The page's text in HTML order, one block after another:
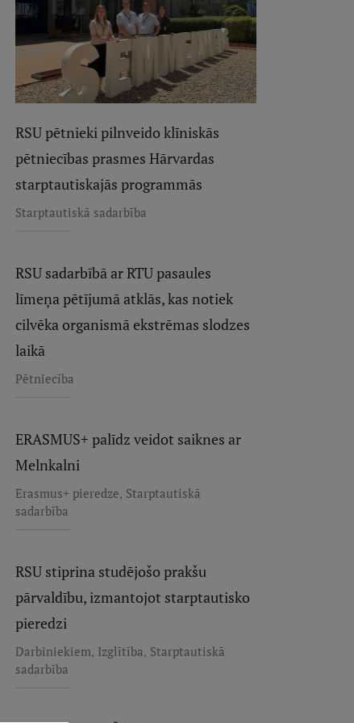
RSU pētnieki pilnveido klīniskās
pētniecības prasmes Hārvardas
starptautiskajās programmās
Starptautiskā sadarbība
RSU sadarbībā ar RTU pasaules
līmeņa pētījumā atklās, kas notiek
cilvēka organismā ekstrēmas slodzes
laikā
Pētniecība
ERASMUS+ palīdz veidot saiknes ar
Melnkalni
Erasmus+ pieredze, Starptautiskā
sadarbība
RSU stiprina studējošo prakšu
pārvaldību, izmantojot starptautisko
pieredzi
Darbiniekiem, Izglītība, Starptautiskā
sadarbība